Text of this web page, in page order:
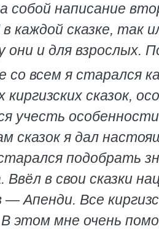
собой написание
в каждой сказке, так
и для взрослых.
со всем я старался
сказок,
учесть
сказок я дал
подобрать
в свои сказки
— Апенди. Все
В этом мне очень